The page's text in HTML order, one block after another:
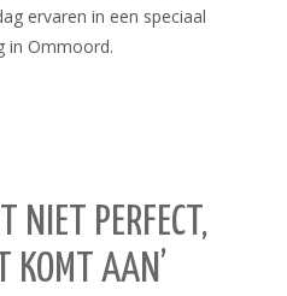
ervaren in een speciaal
in Ommoord.
NIET PERFECT,
KOMT AAN’